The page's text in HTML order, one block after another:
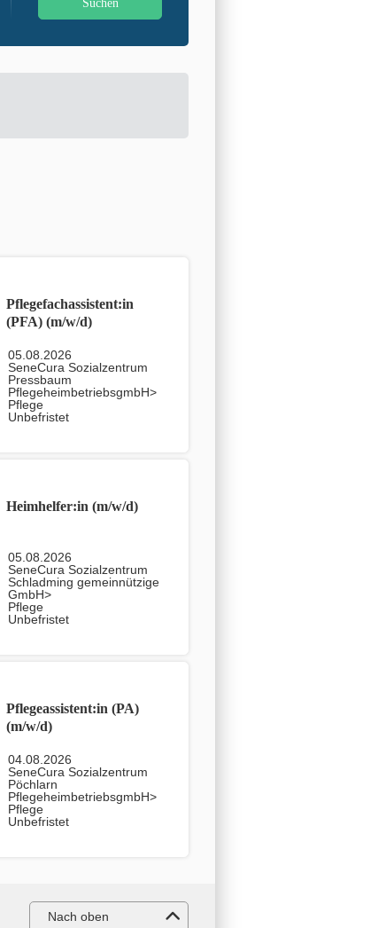
Pflegefachassistent:in
(PFA) (m/w/d)
05.08.2026
SeneCura Sozialzentrum
Pressbaum
PflegeheimbetriebsgmbH>
Pflege
Unbefristet
Heimhelfer:in (m/w/d)
05.08.2026
SeneCura Sozialzentrum
Schladming gemeinnützige
GmbH>
Pflege
Unbefristet
Pflegeassistent:in (PA)
(m/w/d)
04.08.2026
SeneCura Sozialzentrum
Pöchlarn
PflegeheimbetriebsgmbH>
Pflege
Unbefristet
Nach oben